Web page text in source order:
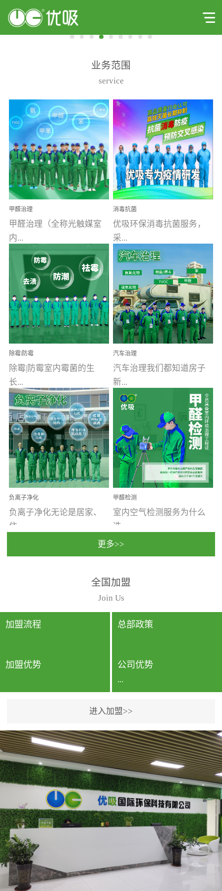
业务范围
service
甲醛治理
甲醛治理（全称光触媒室
内...
空气污染净化治理）工业
文明的进步，创造了多姿
多彩的家居产品和生活情
调，但也带来了以甲醛为
首的室内...
消毒抗菌
优吸环保消毒抗菌服务，
采...
用行业公认奥维牌消毒
液，具备杀死人体冠状病
毒的功效，杀菌率
99.99%。相对于传统消毒
液来说，无...
除霉|防霉
除霉|防霉室内霉菌的生
长...
受温度、湿度、基质养
分、通风四个条件影响，
温暖潮湿、营养物质多、
通风缓慢的空间最易滋生
大量霉菌的...
汽车治理
汽车治理我们都知道房子
新...
装修完会有甲醛，其实汽
车的甲醛超标问题更为严
重。汽车的空间范围小，
配件、皮具、装饰多，这
些都是汽...
负离子净化
负离子净化无论是居家、
住...
动，人类长时间停留的室
内空间都有整体消毒的需
要。因为空间内人流携带
的、空气...
甲醛检测
室内空气检测服务为什么
选...
行国家规定的标准检测方
法，空气采样量准确，检
测结果可靠，远胜于其他
检测...
更多>>
全国加盟
Join Us
加盟流程 总部政策
加盟优势 公司优势
...
专利保护优势、双甲资质
企业（“室内环境净化治理
甲级施工资质”“室内环境
污染治理资质等级证
书”）、拥有多名高级《环
境工程高级工程师》室内
空气治理资格认证的治理
人员、掌握室内空气净化
治理实用技术和五项专利
技术、八项计算机软件著
作权登记证书等。研发实
进入加盟>>